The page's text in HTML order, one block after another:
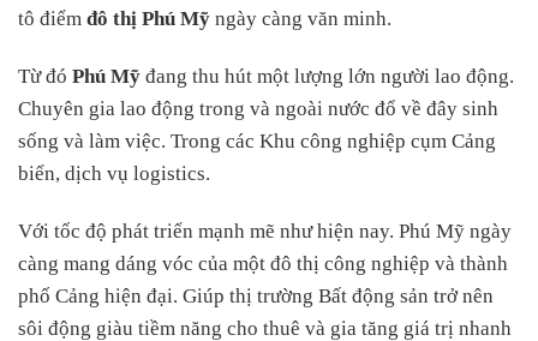
tô điểm đô thị Phú Mỹ ngày càng văn minh.
Từ đó Phú Mỹ đang thu hút một lượng lớn người lao động.
Chuyên gia lao động trong và ngoài nước đổ về đây sinh
sống và làm việc. Trong các Khu công nghiệp cụm Cảng
biển, dịch vụ logistics.
Với tốc độ phát triển mạnh mẽ như hiện nay. Phú Mỹ ngày
càng mang dáng vóc của một đô thị công nghiệp và thành
phố Cảng hiện đại. Giúp thị trường Bất động sản trở nên
sôi động giàu tiềm năng cho thuê và gia tăng giá trị nhanh